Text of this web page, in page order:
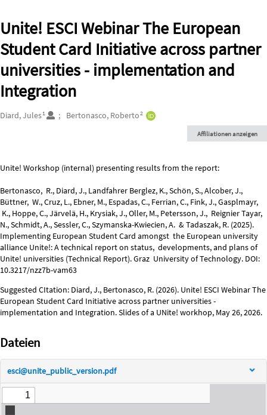
Unite! ESCI Webinar The European
Student Card Initiative across partner
universities - implementation and
Integration
Autor*innen/Ersteller*innen
Diard, Jules1 Bertonasco, Roberto2
Affiliationen anzeigen
Beschreibung
Unite! Workshop (internal) presenting results from the report:
Bertonasco, R., Diard, J., Landfahrer Berglez, K., Schön, S., Alcober, J.,
Büttner, W., Cruz, L., Ebner, M., Espadas, C., Ferrian, C., Fink, J., Gasplmayr,
K., Hoppe, C., Järvelä, H., Krysiak, J., Oller, M., Petersson, J., Reignier Tayar,
N., Schmidt, A., Sessler, C., Szymanska-Kwiecien, A. & Tadaszak, R. (2025).
Implementing European Student Card amongst the European university
alliance Unite!: A technical report on status, developments, and plans of
Unite! universities (Technical Report). Graz University of Technology. DOI:
10.3217/nzz7b-vam63
Suggested CItation: Diard, J., Bertonasco, R. (2026). Unite! ESCI Webinar The
European Student Card Initiative across partner universities -
implementation and Integration. Slides of a UNite! workhop, May 26, 2026.
Dateien
esci@unite_public_version.pdf